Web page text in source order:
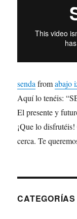
senda fromabajo
Aquí lo tenéis:
El presente y
¡Que lo
cerca. Te
CATEGORÍAS